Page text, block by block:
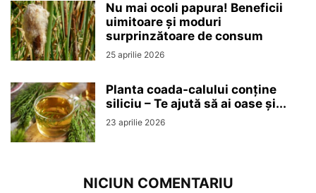
Nu mai ocoli papura! Beneficii
uimitoare și moduri
surprinzătoare de consum
25 aprilie 2026
Planta coada-calului conține
siliciu – Te ajută să ai oase și...
23 aprilie 2026
NICIUN COMENTARIU